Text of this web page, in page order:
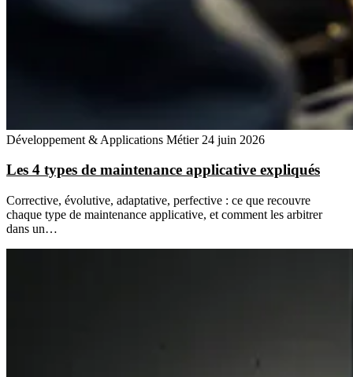
Développement & Applications Métier 24 juin 2026
Les 4 types de maintenance applicative expliqués
Corrective, évolutive, adaptative, perfective : ce que recouvre
chaque type de maintenance applicative, et comment les arbitrer
dans un…